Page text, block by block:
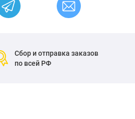
Сбор и отправка заказов
по всей РФ